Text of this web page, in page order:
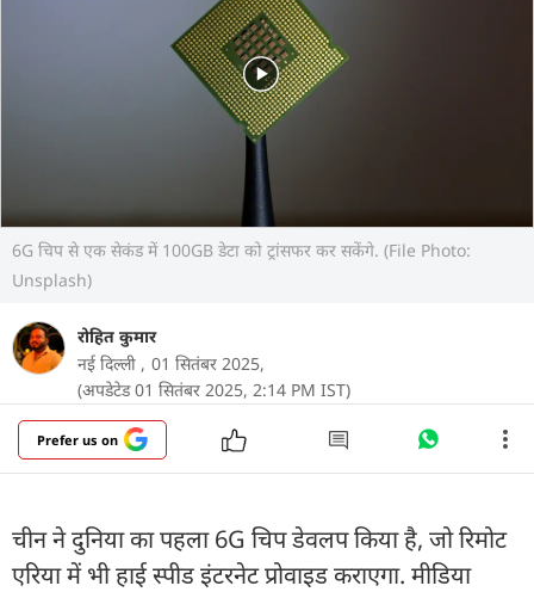
6G चिप से एक सेकंड में 100GB डेटा को ट्रांसफर कर सकेंगे. (File Photo:
Unsplash)
रोहित कुमार
नई दिल्ली , 01 सितंबर 2025,
(अपडेटेड 01 सितंबर 2025, 2:14 PM IST)
Prefer us on
चीन ने दुनिया का पहला 6G चिप डेवलप किया है, जो रिमोट
एरिया में भी हाई स्पीड इंटरनेट प्रोवाइड कराएगा. मीडिया